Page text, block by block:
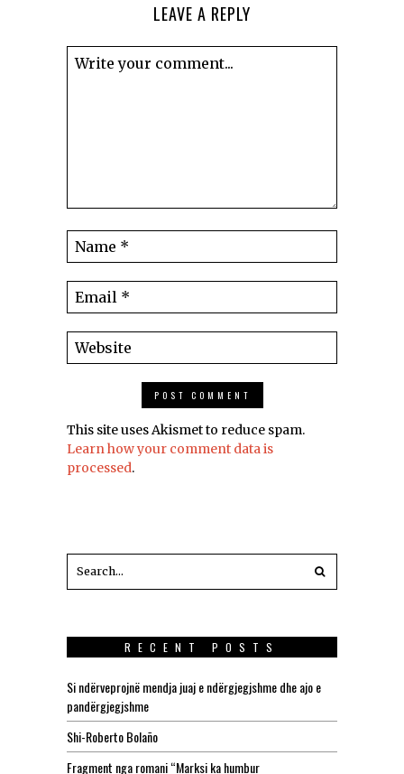
LEAVE A REPLY
This site uses Akismet to reduce spam.
Learn how your comment data is
processed.
RECENT POSTS
Si ndërveprojnë mendja juaj e ndërgjegjshme dhe ajo e
pandërgjegjshme
Shi-Roberto Bolaño
Fragment nga romani “Marksi ka humbur